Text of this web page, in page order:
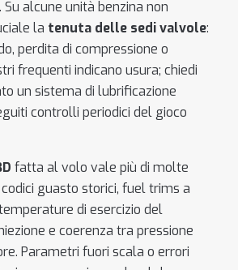
Su alcune unità benzina non
la tenuta delle sedi valvole:
perdita di compressione o
frequenti indicano usura; chiedi
un sistema di lubrificazione
controlli periodici del gioco
fatta al volo vale più di molte
guasto storici, fuel trims a
di esercizio del
e coerenza tra pressione
Parametri fuori scala o errori